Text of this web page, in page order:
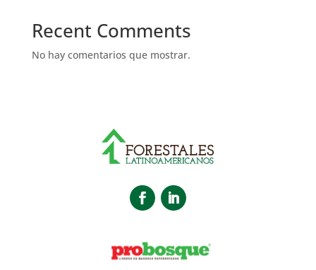
Recent Comments
No hay comentarios que mostrar.